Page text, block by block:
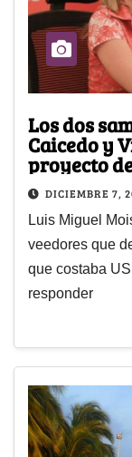
Los dos
Caicedo y
proyecto
DICIEMBRE 7,
Luis Miguel
veedores que
que costaba
responder